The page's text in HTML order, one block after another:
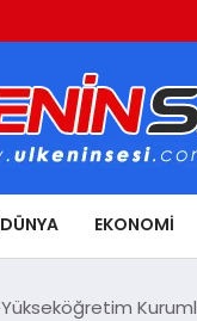
DÜNYA EKONOMI
Yükseköğretim